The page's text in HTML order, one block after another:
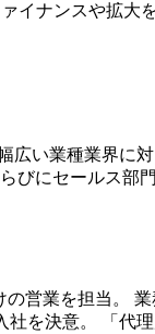
イナンスや拡大
い業種業界に
びにセールス部門
営業を担当。
を決意。 「代